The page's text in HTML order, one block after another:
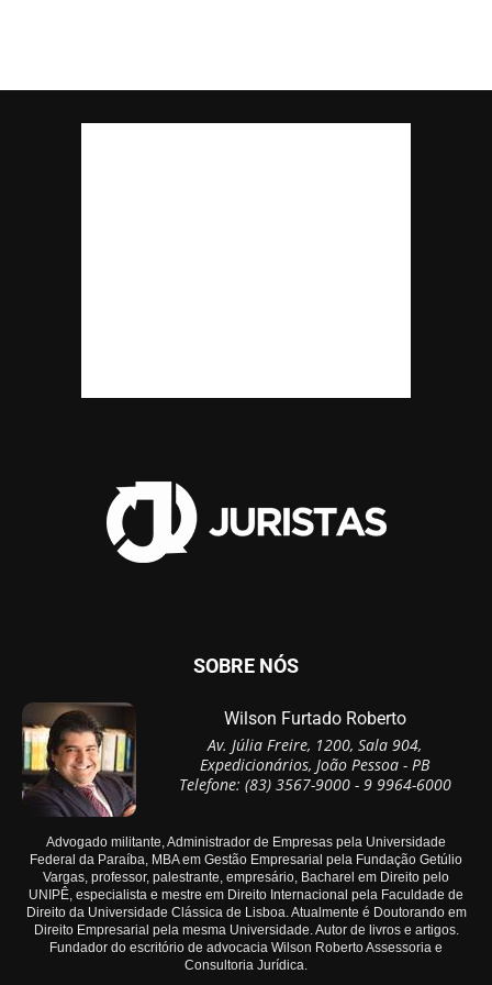
SOBRE NÓS
Wilson Furtado Roberto
Av. Júlia Freire, 1200, Sala 904,
Expedicionários, João Pessoa - PB
Telefone: (83) 3567-9000 - 9 9964-6000
Advogado militante, Administrador de Empresas pela Universidade
Federal da Paraíba, MBA em Gestão Empresarial pela Fundação Getúlio
Vargas, professor, palestrante, empresário, Bacharel em Direito pelo
UNIPÊ, especialista e mestre em Direito Internacional pela Faculdade de
Direito da Universidade Clássica de Lisboa. Atualmente é Doutorando em
Direito Empresarial pela mesma Universidade. Autor de livros e artigos.
Fundador do escritório de advocacia Wilson Roberto Assessoria e
Consultoria Jurídica.